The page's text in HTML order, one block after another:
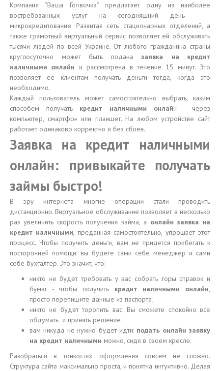
Компания “Ваша Готівочка” предлагает одну из наиболее
востребованных услуг на сегодняшний день -
микрокредитование. Развитая сеть стационарных отделений, а
также грамотный виртуальный сервис позволяет ей обслуживать
тысячи людей по всей Украине. От любого гражданина страны
круглосуточно может быть подана заявка на кредит
наличными онлайн и рассмотрена в течение 15 минут. Это
позволяет ее клиентам получать деньги тогда, когда это
необходимо.
Каждый пользователь может самостоятельно выбрать, каким
способом получать кредит наличными онлайн - через
компьютер, смартфон или планшет. На любом устройстве сайт
работает одинаково корректно и без сбоев.
Заявка на кредит наличными
онлайн: привыкайте получать
займы быстро!
В эру интернета многие операции стали проводить
дистанционно. Виртуальное обслуживание позволяет в несколько
раз увеличить скорость получения займа, а онлайн заявка на
кредит наличными, преданная самостоятельно, упрощает этот
процесс. Чтобы получить деньги, вам не придется прибегать к
посторонней помощи: вы будете сами себе менеджер и сами
себе бухгалтер. Это значит, что:
никто не будет требовать у вас собрать горы справок и
бумаг - чтобы получить кредит наличными онлайн,
просто перепишите данные из паспорта;
никто не будет торопить вас: Вы сможете спокойно все
обдумать и принять решение;
вам никуда не нужно будет идти: подать онлайн заявку
на кредит наличными можно, сидя в своем кресле.
Разобраться в тонкостях оформления совсем не сложно.
Структура сайта максимально проста, и понятна интуитивно. Делая